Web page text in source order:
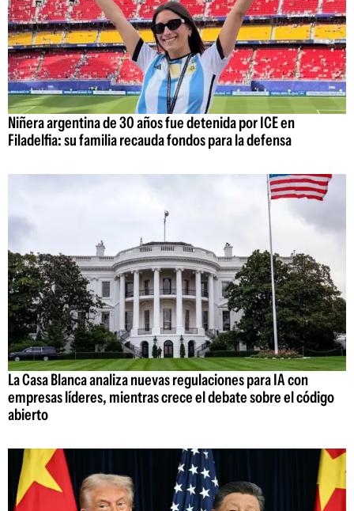
Niñera argentina de 30 años fue detenida por ICE en
Filadelfia: su familia recauda fondos para la defensa
La Casa Blanca analiza nuevas regulaciones para IA con
empresas líderes, mientras crece el debate sobre el código
abierto